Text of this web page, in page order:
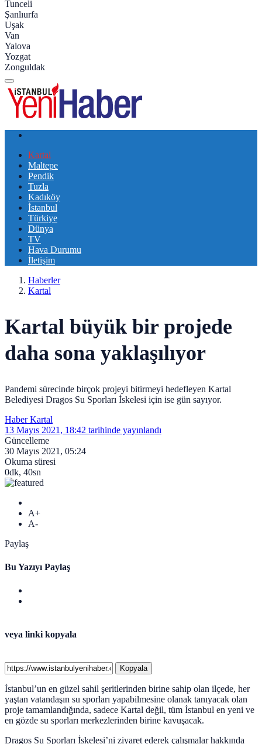
Tunceli
Şanlıurfa
Uşak
Van
Yalova
Yozgat
Zonguldak
Kartal
Maltepe
Pendik
Tuzla
Kadıköy
İstanbul
Türkiye
Dünya
TV
Hava Durumu
İletişim
Haberler
Kartal
Kartal büyük bir projede
daha sona yaklaşılıyor
Pandemi sürecinde birçok projeyi bitirmeyi hedefleyen Kartal
Belediyesi Dragos Su Sporları İskelesi için ise gün sayıyor.
Haber Kartal
13 Mayıs 2021, 18:42 tarihinde yayınlandı
Güncelleme
30 Mayıs 2021, 05:24
Okuma süresi
0dk, 40sn
A+
A-
Paylaş
Bu Yazıyı Paylaş
veya linki kopyala
Kopyala
İstanbul’un en güzel sahil şeritlerinden birine sahip olan ilçede, her
yaştan vatandaşın su sporları yapabilmesine olanak tanıyacak olan
proje tamamlandığında, sadece Kartal değil, tüm İstanbul en yeni ve
en gözde su sporları merkezlerinden birine kavuşacak.
Dragos Su Sporları İskelesi’ni ziyaret ederek çalışmalar hakkında